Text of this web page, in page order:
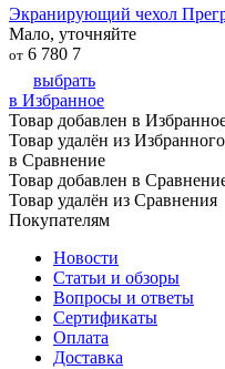
Экранирующий чехол
Мало, уточняйте
от 6 780 7
выбрать
в Избранное
Товар добавлен в
Товар удалён из Избранного
в Сравнение
Товар добавлен в
Товар удалён из Сравнения
Покупателям
Новости
Статьи и обзоры
Вопросы и ответы
Сертификаты
Оплата
Доставка